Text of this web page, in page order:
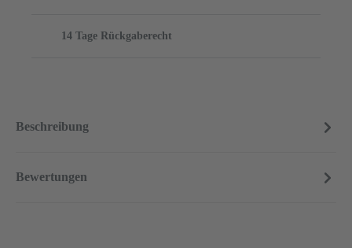
14 Tage Rückgaberecht
Beschreibung
Bewertungen